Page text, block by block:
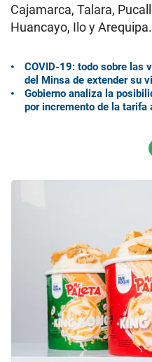
Cajamarca, Talara,
Huancayo, Ilo y Arequipa.
COVID-19: todo sobre las
del Minsa de extender su
Gobierno analiza la
por incremento de la tarifa